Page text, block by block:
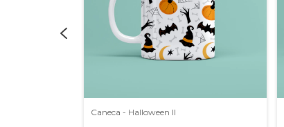
Caneca - Halloween II